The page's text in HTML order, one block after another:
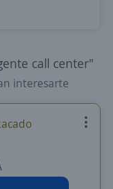
call center"
interesarte